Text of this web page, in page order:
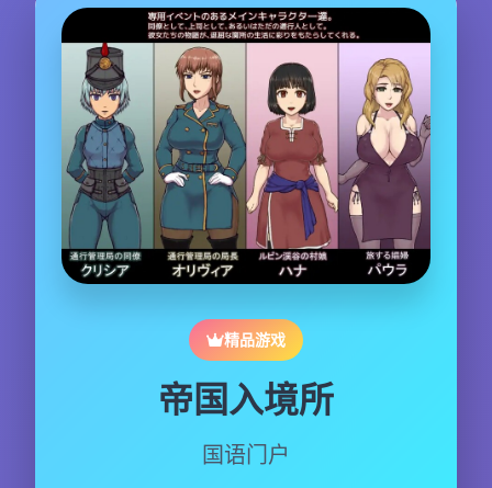
精品游戏
帝国入境所
国语门户